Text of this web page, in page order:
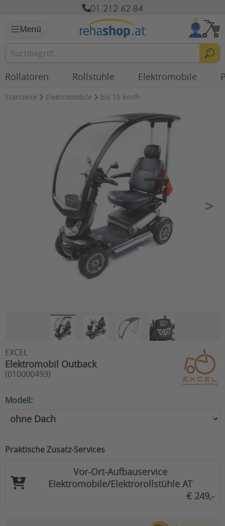
01 212 62 84
Menü
Rollatoren Rollstühle Elektromobile
Startseite Elektromobile bis 15 km/h
EXCEL
Elektromobil Outback
(010000493)
Modell:
Praktische Zusatz-Services
Vor-Ort-Aufbauservice
Elektromobile/Elektrorollstühle AT
€ 249,-